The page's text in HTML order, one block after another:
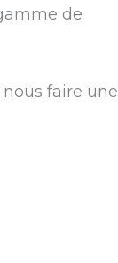
de
nous faire une